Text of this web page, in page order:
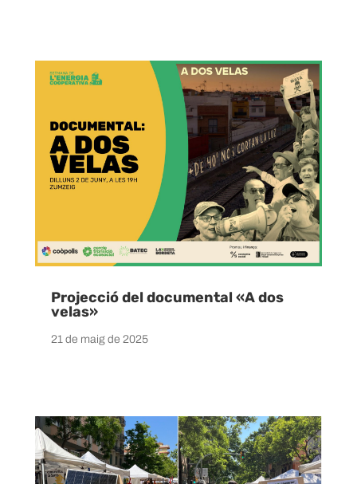
Projecció del documental «A dos
velas»
21 de maig de 2025